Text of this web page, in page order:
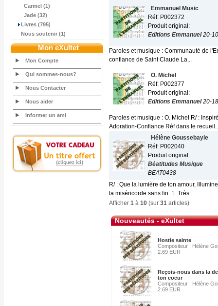
Carmel (1)
Jade (32)
Livres (795)
Nous soutenir (1)
Mon eXultet
Mon Compte
Qui sommes-nous?
Nous Contacter
Nous aider
Informer un ami
Emmanuel Music
Réf: P002372
Produit original:
Editions Emmanuel20-10
Paroles et musique : Communauté de
confiance de Saint Claude La...
O. Michel
Réf: P002377
Produit original:
Editions Emmanuel20-18
Paroles et musique : O. Michel R/ :
Adoration-Confiance Réf dans le
Hélène Goussebayle
Réf: P002040
Produit original:
Béatitudes Musique
BEAT0438
R/ : Que la lumière de ton amour,
ta miséricorde sans fin. 1. Très...
Afficher 1 à 10 (sur 31 articles)
Nouveautés - eXultet
Hostie sainte
Compositeur : Hélène
2.69 EUR
Reçois-nous dans la
ton coeur
Compositeur : Hélène
2.69 EUR